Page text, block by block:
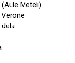
Meteli)
dela